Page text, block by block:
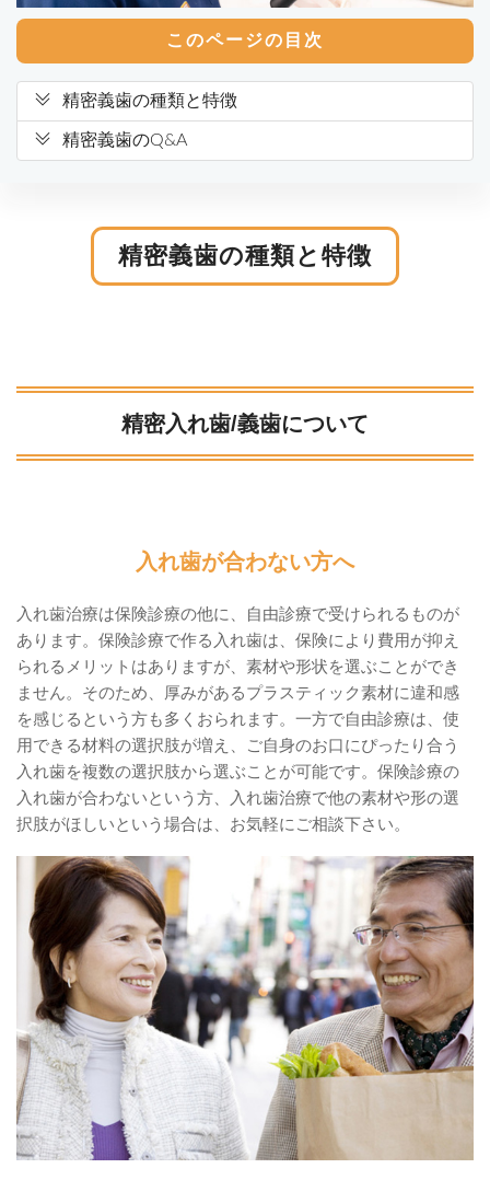
このページの目次
精密義歯の種類と特徴
精密義歯のQ&A
精密義歯の種類と特徴
精密入れ歯/義歯について
入れ歯が合わない方へ
入れ歯治療は保険診療の他に、自由診療で受けられるものが
あります。保険診療で作る入れ歯は、保険により費用が抑え
られるメリットはありますが、素材や形状を選ぶことができ
ません。そのため、厚みがあるプラスティック素材に違和感
を感じるという方も多くおられます。一方で自由診療は、使
用できる材料の選択肢が増え、ご自身のお口にぴったり合う
入れ歯を複数の選択肢から選ぶことが可能です。保険診療の
入れ歯が合わないという方、入れ歯治療で他の素材や形の選
択肢がほしいという場合は、お気軽にご相談下さい。